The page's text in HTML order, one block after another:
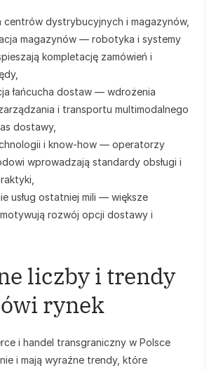
centrów dystrybucyjnych i magazynów,
magazynów — robotyka i systemy
kompletację zamówień i
łańcucha dostaw — wdrożenia
i transportu multimodalnego
dostawy,
i know‑how — operatorzy
wprowadzają standardy obsługi i
usług ostatniej mili — większe
rozwój opcji dostawy i
liczby i trendy
rynek
i handel transgraniczny w Polsce
i mają wyraźne trendy, które